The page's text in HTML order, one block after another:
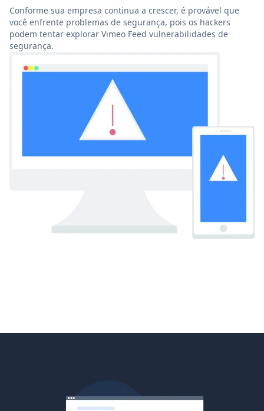
Conforme sua empresa continua a crescer, é provável que
você enfrente problemas de segurança, pois os hackers
podem tentar explorar Vimeo Feed vulnerabilidades de
segurança.